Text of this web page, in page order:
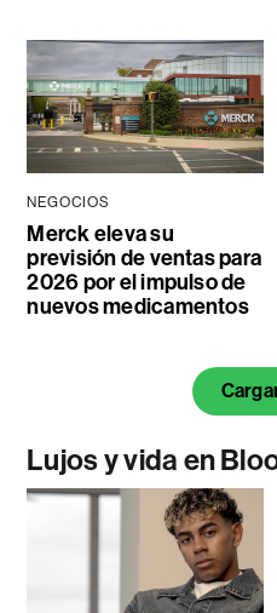
NEGOCIOS
Merck eleva su
previsión de ventas para
2026 por el impulso de
nuevos medicamentos
Lujos y vida en